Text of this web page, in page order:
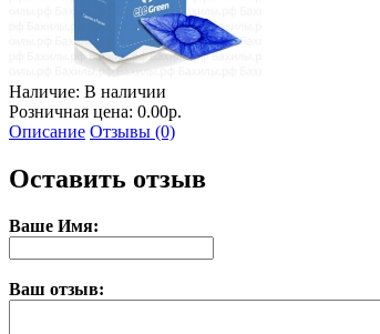
Наличие: В наличии
Розничная цена: 0.00р.
Описание Отзывы (0)
Оставить отзыв
Ваше Имя:
Ваш отзыв: